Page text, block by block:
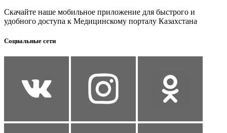
Скачайте наше мобильное приложение для быстрого и
удобного доступа к Медицинскому порталу Казахстана
Социальные сети